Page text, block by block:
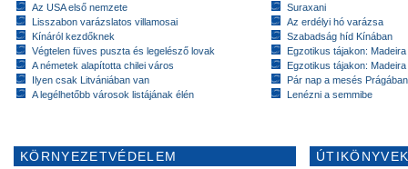
Az USA első nemzete
Lisszabon varázslatos villamosai
Kínáról kezdőknek
Végtelen füves puszta és legelésző lovak
A németek alapította chilei város
Ilyen csak Litvániában van
A legélhetőbb városok listájának élén
Suraxani
Az erdélyi hó varázsa
Szabadság híd Kínában
Egzotikus tájakon:
Egzotikus tájakon:
Pár nap a mesés Prágában
Lenézni a semmibe
KÖRNYEZETVÉDELEM